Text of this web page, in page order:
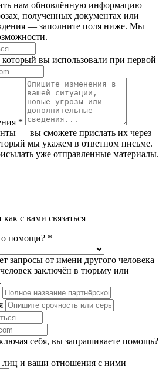
нам обновлённую информацию —
полученных документах или
— заполните поля ниже. Мы
который вы использовали при первой
*
— вы сможете прислать их через
мы укажем в ответном письме.
уже отправленные материалы.
с вами связаться
о помощи? *
запросы от имени другого человека
заключён в тюрьму или
себя, вы запрашиваете помощь?
и ваши отношения с ними